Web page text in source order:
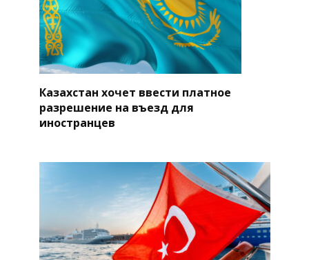
Казахстан хочет ввести платное
разрешение на въезд для
иностранцев